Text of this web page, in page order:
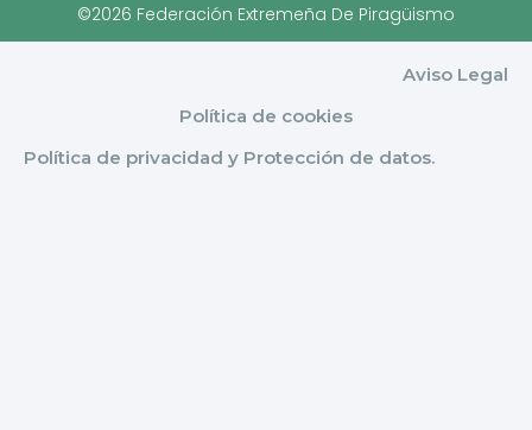
©2026 Federación Extremeña De Piragüismo
Aviso Legal
Política de cookies
Política de privacidad y Protección de datos.